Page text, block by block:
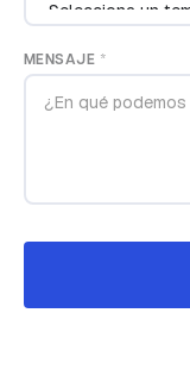
MENSAJE *